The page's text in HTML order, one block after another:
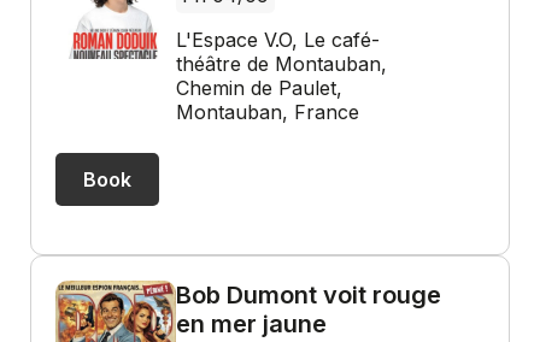
L'Espace V.O, Le café-
théâtre de Montauban,
Chemin de Paulet,
Montauban, France
Book
Bob Dumont voit rouge
en mer jaune